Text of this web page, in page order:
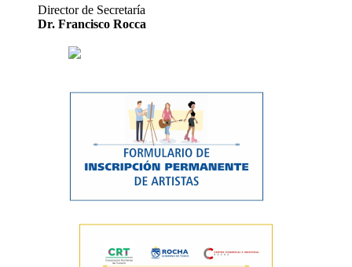
Director de Secretaría
Dr. Francisco Rocca